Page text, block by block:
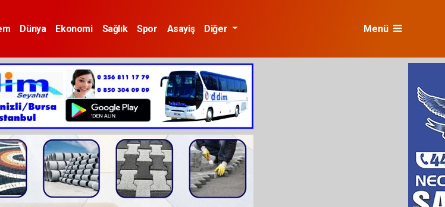
Dünya Ekonomi Sağlık Spor Asayiş Diğer Menü